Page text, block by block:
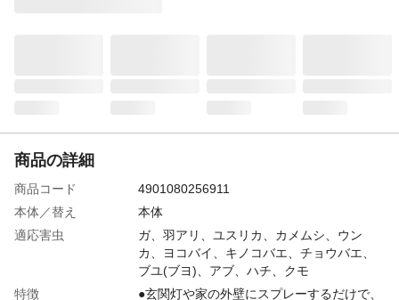
商品の詳細
商品コード
4901080256911
本体／替え
本体
適応害虫
ガ、羽アリ、ユスリカ、カメムシ、ウン
カ、ヨコバイ、キノコバエ、チョウバエ、
ブユ(ブヨ)、アブ、ハチ、クモ
特徴
●玄関灯や家の外壁にスプレーするだけで、